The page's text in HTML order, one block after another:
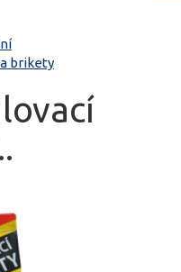
brikety